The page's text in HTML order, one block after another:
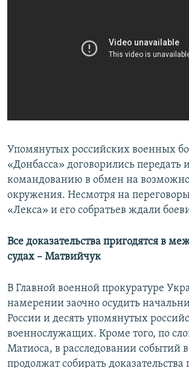
Упомянутых российских военных
«Донбасса» договорились передать
командованию в обмен на
окружения. Несмотря на
«Лекса» и его собратьев ждали
Все доказательства пригодятся в
судах – Матвийчук
В Главной военной прокуратуре
намерении заочно осудить
России и десять упомянутых
военнослужащих. Кроме того, по
Матиоса, в расследовании событий
продолжат собирать доказательства